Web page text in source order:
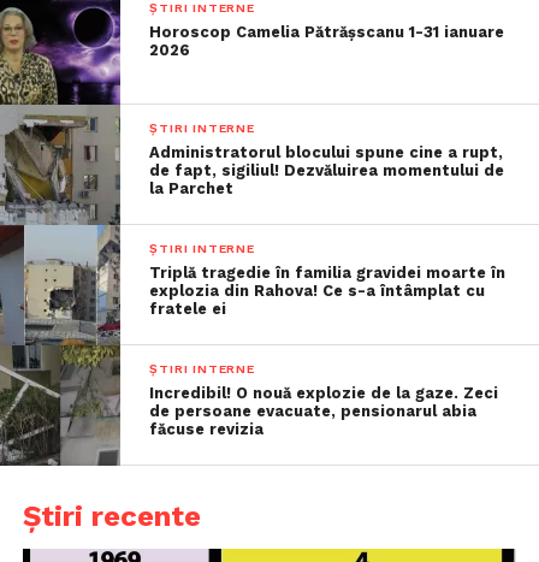
ȘTIRI INTERNE
Horoscop Camelia Pătrășscanu 1-31 ianuare
2026
ȘTIRI INTERNE
Administratorul blocului spune cine a rupt,
de fapt, sigiliul! Dezvăluirea momentului de
la Parchet
ȘTIRI INTERNE
Triplă tragedie în familia gravidei moarte în
explozia din Rahova! Ce s-a întâmplat cu
fratele ei
ȘTIRI INTERNE
Incredibil! O nouă explozie de la gaze. Zeci
de persoane evacuate, pensionarul abia
făcuse revizia
Știri recente